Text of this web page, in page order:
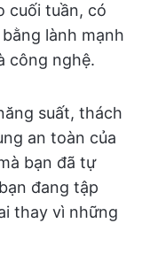
cuối tuần, có
lành mạnh
công nghệ.
suất, thách
an toàn của
bạn đã tự
đang tập
thay vì những